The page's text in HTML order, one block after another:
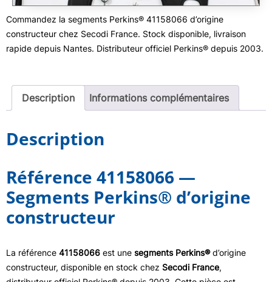
Commandez la segments Perkins® 41158066 d’origine
constructeur chez Secodi France. Stock disponible, livraison
rapide depuis Nantes. Distributeur officiel Perkins® depuis 2003.
Description Informations complémentaires
Description
Référence 41158066 —
Segments Perkins® d’origine
constructeur
La référence 41158066 est une segments Perkins®d’origine
constructeur, disponible en stock chez Secodi France,